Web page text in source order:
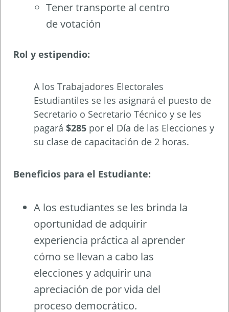
Tener transporte al centro
de votación
Rol y estipendio:
A los Trabajadores Electorales
Estudiantiles se les asignará el puesto de
Secretario o Secretario Técnico y se les
pagará $285 por el Día de las Elecciones y
su clase de capacitación de 2 horas.
Beneficios para el Estudiante:
A los estudiantes se les brinda la
oportunidad de adquirir
experiencia práctica al aprender
cómo se llevan a cabo las
elecciones y adquirir una
apreciación de por vida del
proceso democrático.